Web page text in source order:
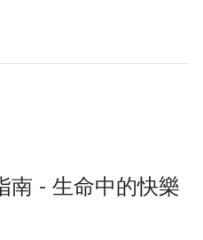
南 - 生命中的快樂